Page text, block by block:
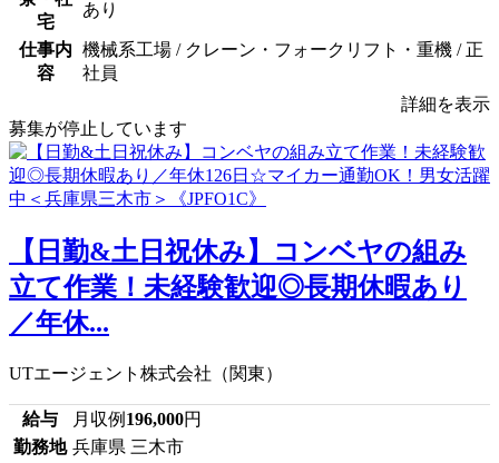
宅
あり
仕事内
容
機械系工場 / クレーン・フォークリフト・重機 / 正
社員
詳細を表示
募集が停止しています
【日勤&土日祝休み】コンベヤの組み
立て作業！未経験歓迎◎長期休暇あり
／年休...
UTエージェント株式会社（関東）
給与 月収例 196,000円
勤務地 兵庫県 三木市